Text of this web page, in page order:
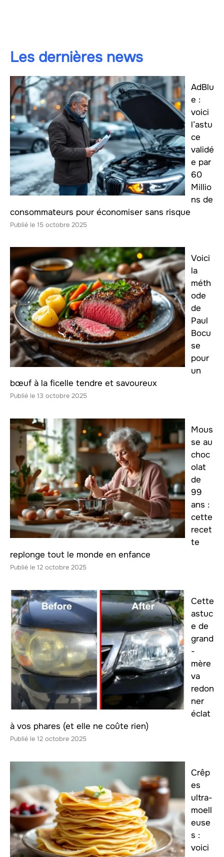
Les dernières news
AdBlu
e :
voici
l’astu
ce
validé
e par
60
Millio
ns de
consommateurs pour économiser sans risque
15 octobre 2025
Voici
la
méth
ode
de
Paul
Bocu
se
pour
un
bœuf à la ficelle tendre et savoureux
13 octobre 2025
Mous
se au
choc
olat
de
99
ans :
cette
recet
te
replonge tout le monde en enfance
12 octobre 2025
Cette
astuc
e de
grand
-
mère
va
redon
ner
éclat
à vos phares (et elle ne coûte rien)
12 octobre 2025
Crêp
es
ultra-
moell
euse
s :
voici